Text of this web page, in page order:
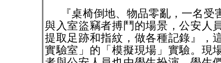
『桌椅倒地、物品零亂，一名
與入室盜竊者搏鬥的場景，公安人
提取足跡和指紋，做各種記錄』，
實驗室」的「模擬現場」實驗。現